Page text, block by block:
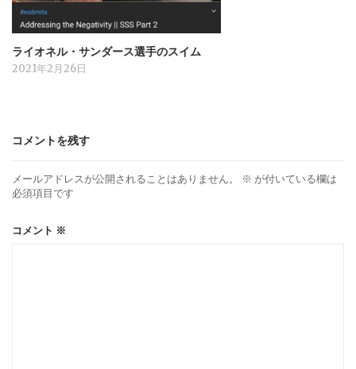
ライオネル・サンダース選手のスイム
2021年2月26日
コメントを残す
メールアドレスが公開されることはありません。 ※ が付いている欄は
必須項目です
コメント ※